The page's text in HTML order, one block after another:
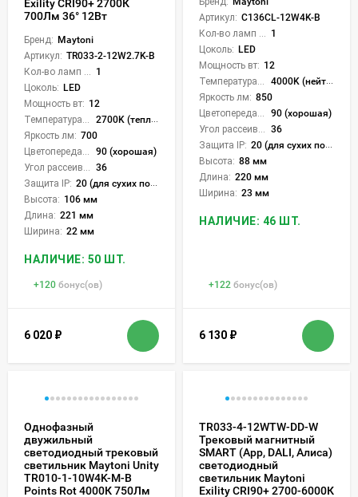
Exility CRI90+ 2700К
700Лм 36° 12Вт
Бренд: Maytoni
Артикул: TR033-2-12W2.7K-B
1
Цоколь: LED
Мощность вт: 12
2700K (теплый)
Яркость лм: 700
90 (хорошая)
36
Защита IP: 20 (для сухих пом.)
Высота: 106 мм
Длина: 221 мм
Ширина: 22 мм
НАЛИЧИЕ: 50 ШТ.
+120 бонус(ов)
6 020 ₽
Артикул: C136CL-12W4K-B
1
Цоколь: LED
Мощность вт: 12
4000K (нейтральный)
Яркость лм: 850
90 (хорошая)
36
Защита IP: 20 (для сухих пом.)
Высота: 88 мм
Длина: 220 мм
Ширина: 23 мм
НАЛИЧИЕ: 46 ШТ.
+122 бонус(ов)
6 130 ₽
Однофазный
двужильный
светодиодный трековый
светильник Maytoni Unity
TR010-1-10W4K-M-B
Points Rot 4000К 750Лм
TR033-4-12WTW-DD-W
Трековый магнитный
SMART (App, DALI, Алиса)
светодиодный
светильник Maytoni
Exility CRI90+ 2700-6000К